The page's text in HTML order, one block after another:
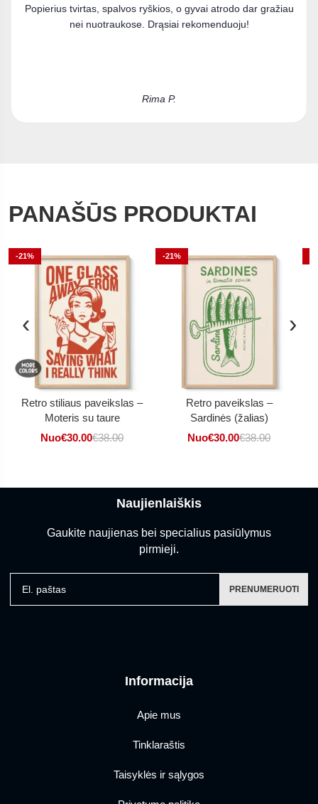
pirkiniu. Puikiai įsilieja į mano interjerą.
Kristina D.
PANAŠŪS PRODUKTAI
‹
-21%
Retro stiliaus paveikslas –
Moteris su taure
Nuo€30.00€38.00
-21%
Retro paveikslas –
Sardinės (žalias)
Nuo€30.00€38.00
›
Informacija
Apie mus
Tinklaraštis
Taisyklės ir sąlygos
Naujienlaiškis
Gaukite naujienas bei specialius pasiūlymus
pirmieji.
PRENUMERUOTI